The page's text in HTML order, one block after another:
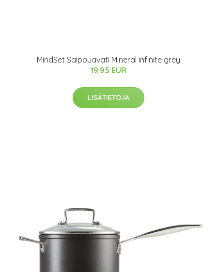
MindSet Saippuavati Mineral infinite grey
19.95 EUR
LISÄTIETOJA